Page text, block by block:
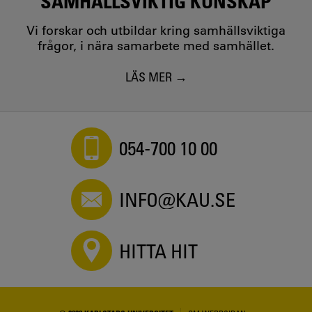
Vi forskar och utbildar kring samhällsviktiga
frågor, i nära samarbete med samhället.
LÄS MER
054-700 10 00
INFO@KAU.SE
HITTA HIT